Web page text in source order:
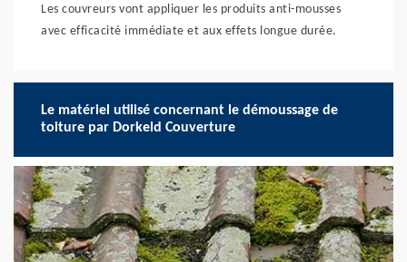
Les couvreurs vont appliquer les produits anti-mousses
avec efficacité immédiate et aux effets longue durée.
Le matériel utilisé concernant le démoussage de
toiture par Dorkeld Couverture